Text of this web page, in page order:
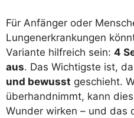
Für Anfänger oder
Lungenerkrankungen
Variante hilfreich sein: 4
aus. Das Wichtigste ist,
und bewusst geschieht.
überhandnimmt, kann
Wunder wirken – und das